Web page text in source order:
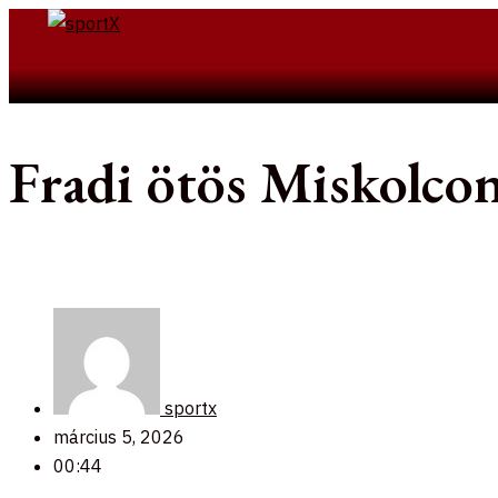
Skip
contentSearch
Fradi ötös
sportx
március 5, 2026
00:44